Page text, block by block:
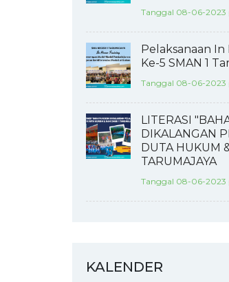
Tanggal 08-06-2023
Pelaksanaan In
Ke-5 SMAN 1
Tanggal 08-06-2023
LITERASI
DIKALANGAN
DUTA HUKUM
TARUMAJAYA
Tanggal 08-06-2023
KALENDER